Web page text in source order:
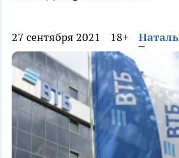
27 сентября 2021 18+